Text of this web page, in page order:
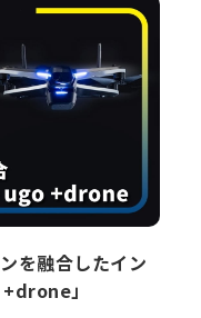
を融合したイン
」